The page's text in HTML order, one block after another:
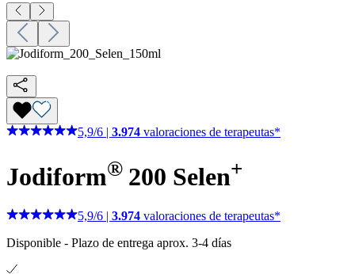
5,9/6 3.974 valoraciones de terapeutas*
Jodiform® 200 Selen+
5,9/6 | 3.974 valoraciones de terapeutas*
Disponible - Plazo de entrega aprox. 3-4 días